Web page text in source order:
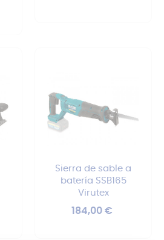
Sierra de sable a
batería SSB165
Virutex
Precio
184,00 €